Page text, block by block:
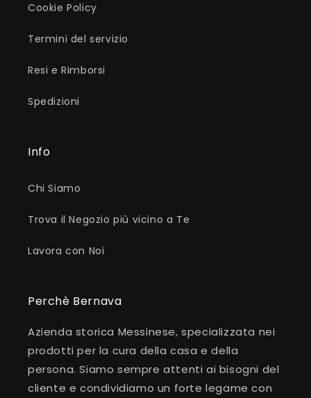
Cookie Policy
Termini del servizio
Resi e Rimborsi
Spedizioni
Info
Chi Siamo
Trova il Negozio più vicino a Te
Lavora con Noi
Perchè Bernava
Azienda storica Messinese, specializzata nei
prodotti per la cura della casa e della
persona. Siamo sempre attenti ai bisogni del
cliente e condividiamo un forte legame con